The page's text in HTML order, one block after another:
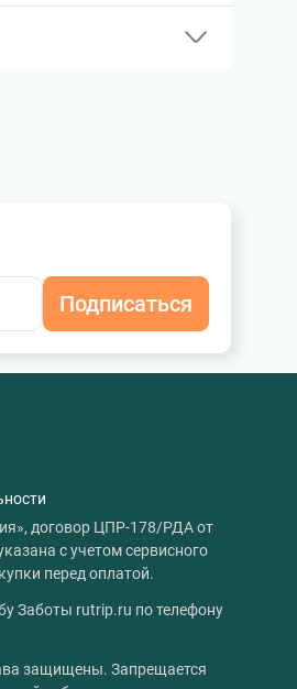
Подписаться
договор ЦПР-178/РДА от
с учетом сервисного
перед оплатой.
Заботы rutrip.ru по телефону
защищены. Запрещается